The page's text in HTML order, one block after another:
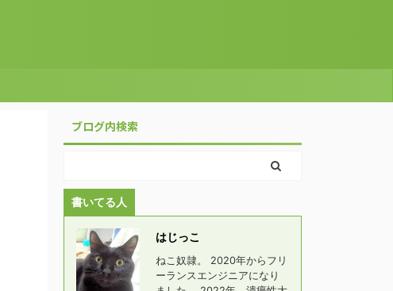
ブログ内検索
書いてる人
はじっこ
ねこ奴隷。 2020年からフリ
ーランスエンジニアになり